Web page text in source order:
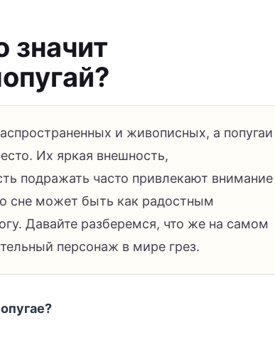
значит
и живописных, а попугаи
Их яркая внешность,
подражать часто привлекают внимание
сне может быть как радостным
Давайте разберемся, что же на самом
персонаж в мире грез.